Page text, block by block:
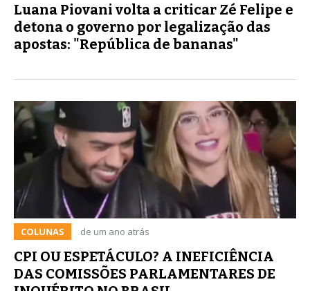
Luana Piovani volta a criticar Zé Felipe e
detona o governo por legalização das
apostas: "República de bananas"
COLUNAS de um ano atrás
CPI OU ESPETÁCULO? A INEFICIÊNCIA
DAS COMISSÕES PARLAMENTARES DE